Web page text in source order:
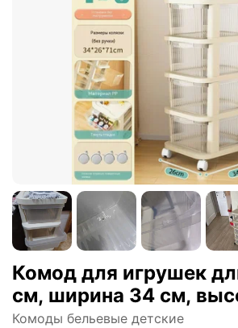
Комод для игрушек
см, ширина 34 см,
Комоды бельевые детские